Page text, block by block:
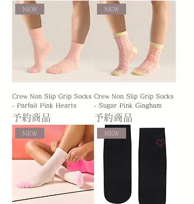
NEW
Crew Non Slip Grip Socks
- Parfait Pink Hearts
予約商品
NEW
Crew Non Slip Grip Socks
- Sugar Pink Gingham
予約商品
NEW NEW